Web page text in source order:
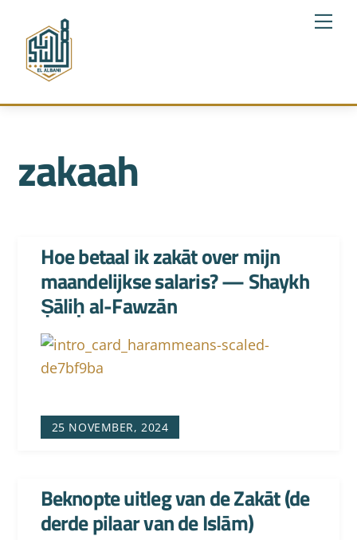
content
zakaah
25 NOVEMBER, 2024
Hoe betaal ik zakāt over mijn
maandelijkse salaris? — Shaykh
Ṣāliḥ al-Fawzān
Beknopte uitleg van de Zakāt (de
derde pilaar van de Islām)